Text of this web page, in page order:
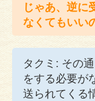
じゃあ、逆に
なくてもいい
タクミ: その
をする必要が
送られてくる